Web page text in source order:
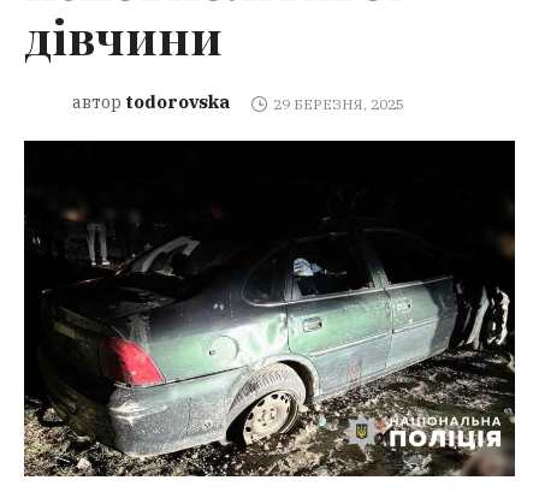
дівчини
автор todorovska 29 БЕРЕЗНЯ, 2025